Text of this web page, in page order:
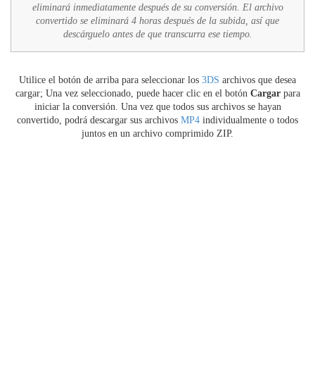
eliminará inmediatamente después de su conversión. El archivo
convertido se eliminará 4 horas después de la subida, así que
descárguelo antes de que transcurra ese tiempo.
Utilice el botón de arriba para seleccionar los 3DS archivos que desea
cargar; Una vez seleccionado, puede hacer clic en el botón Cargarpara
iniciar la conversión. Una vez que todos sus archivos se hayan
convertido, podrá descargar sus archivos MP4 individualmente o todos
juntos en un archivo comprimido ZIP.